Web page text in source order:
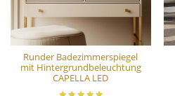
Runder Badezimmerspiegel
mit Hintergrundbeleuchtung
CAPELLA LED